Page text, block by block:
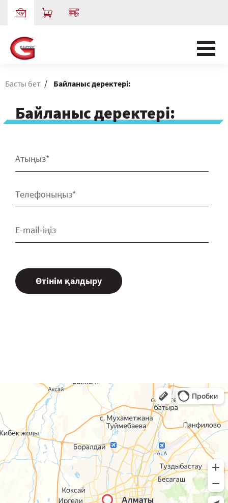
Басты бет / Байланыс деректері:
Байланыс деректері:
Өтінім қалдыру